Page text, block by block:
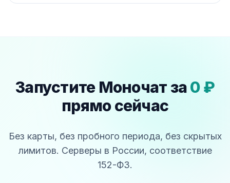
Запустите Моночат за0 ₽
прямо сейчас
Без карты, без пробного периода, без скрытых
лимитов. Серверы в России, соответствие
152-ФЗ.